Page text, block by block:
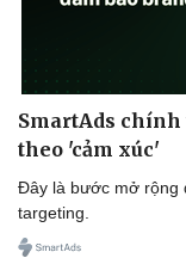
Doanh nghiệp
Thông tin doanh
Doanh nhân
Vì cộng đồng
SmartAds
theo 'cảm xúc'
Đây là bước mở rộng
targeting.